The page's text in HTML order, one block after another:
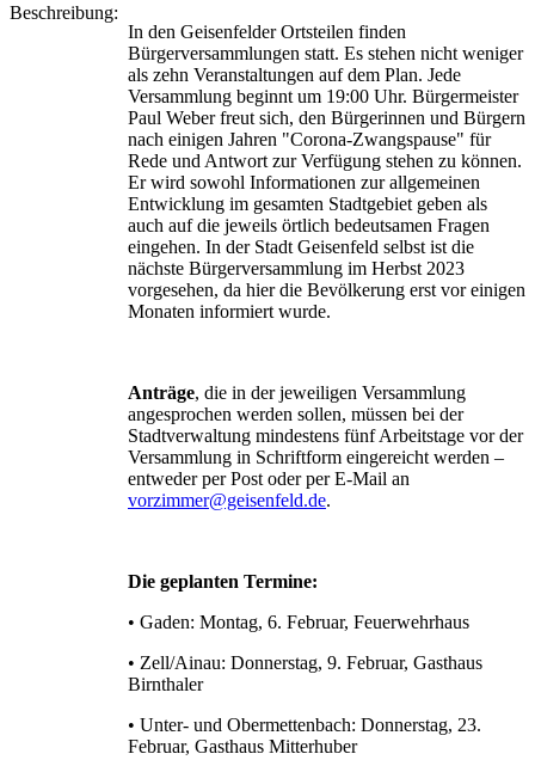
Beschreibung:
In den Geisenfelder Ortsteilen finden
Bürgerversammlungen statt. Es stehen nicht weniger
als zehn Veranstaltungen auf dem Plan. Jede
Versammlung beginnt um 19:00 Uhr. Bürgermeister
Paul Weber freut sich, den Bürgerinnen und Bürgern
nach einigen Jahren "Corona-Zwangspause" für
Rede und Antwort zur Verfügung stehen zu können.
Er wird sowohl Informationen zur allgemeinen
Entwicklung im gesamten Stadtgebiet geben als
auch auf die jeweils örtlich bedeutsamen Fragen
eingehen. In der Stadt Geisenfeld selbst ist die
nächste Bürgerversammlung im Herbst 2023
vorgesehen, da hier die Bevölkerung erst vor einigen
Monaten informiert wurde.
Anträge, die in der jeweiligen Versammlung
angesprochen werden sollen, müssen bei der
Stadtverwaltung mindestens fünf Arbeitstage vor der
Versammlung in Schriftform eingereicht werden –
entweder per Post oder per E-Mail an
vorzimmer@geisenfeld.de.
Die geplanten Termine:
• Gaden: Montag, 6. Februar, Feuerwehrhaus
• Zell/Ainau: Donnerstag, 9. Februar, Gasthaus
Birnthaler
• Unter- und Obermettenbach: Donnerstag, 23.
Februar, Gasthaus Mitterhuber